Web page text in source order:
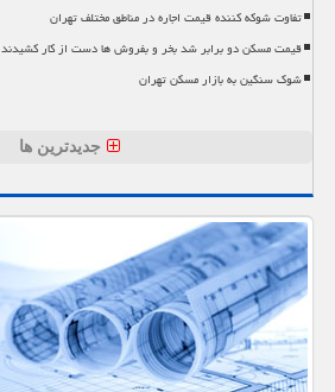
تفاوت شوکه کننده قیمت اجاره در مناطق مختلف تهران
قیمت مسکن دو برابر شد بخر و بفروش ها دست از کار کشیدند
شوک سنگین به بازار مسکن تهران
جدیدترین ها